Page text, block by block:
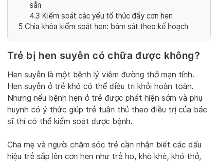
sẵn
4.3 Kiểm soát các yếu tố thúc đẩy cơn hen
5 Chìa khóa kiểm soát hen: bám sát theo kế hoạch
Trẻ bị hen suyễn có chữa được không?
Hen suyễn là một bệnh lý viêm đường thở mạn tính.
Hen suyễn ở trẻ khó có thể điều trị khỏi hoàn toàn.
Nhưng nếu bệnh hẹn ở trẻ được phát hiện sớm và phụ
huynh có ý thức giúp trẻ tuân thủ theo điều trị của bác
sĩ thì có thể kiểm soát được bệnh.
Cha mẹ và người chăm sóc trẻ cần nhận biết các dấu
hiệu trẻ sắp lên cơn hen như trẻ ho, khò khè, khó thở,